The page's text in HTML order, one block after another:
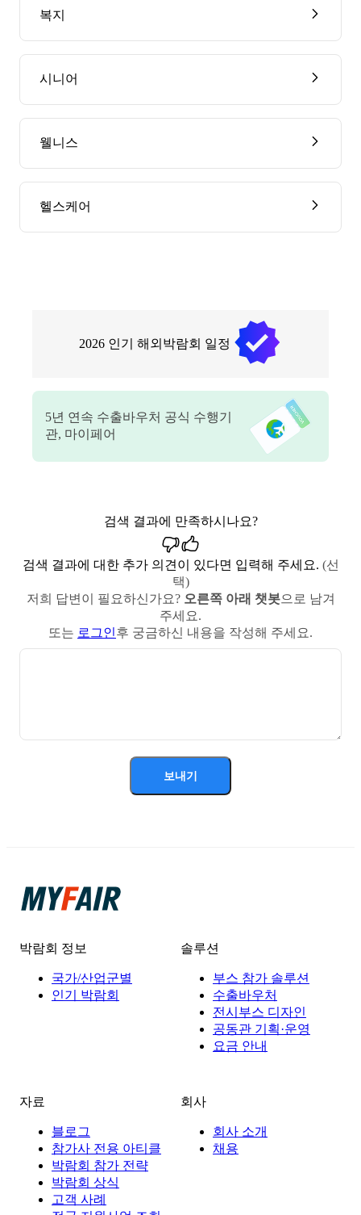
복지
시니어
웰니스
헬스케어
2026 인기 해외박람회 일정
5년 연속 수출바우처 공식 수행기
관, 마이페어
검색 결과에 만족하시나요?
검색 결과에 대한 추가 의견이 있다면 입력해 주세요. (선
택)
저희 답변이 필요하신가요? 오른쪽 아래 챗봇으로 남겨
주세요.
또는 로그인후 궁금하신 내용을 작성해 주세요.
보내기
박람회 정보
국가/산업군별
인기 박람회
솔루션
부스 참가 솔루션
수출바우처
전시부스 디자인
공동관 기획·운영
요금 안내
자료
블로그
참가사 전용 아티클
박람회 참가 전략
박람회 상식
고객 사례
회사
회사 소개
채용